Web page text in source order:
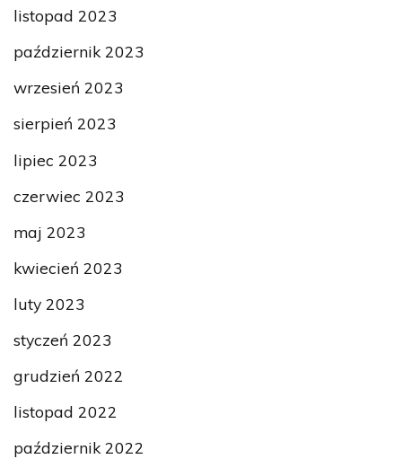
listopad 2023
październik 2023
wrzesień 2023
sierpień 2023
lipiec 2023
czerwiec 2023
maj 2023
kwiecień 2023
luty 2023
styczeń 2023
grudzień 2022
listopad 2022
październik 2022